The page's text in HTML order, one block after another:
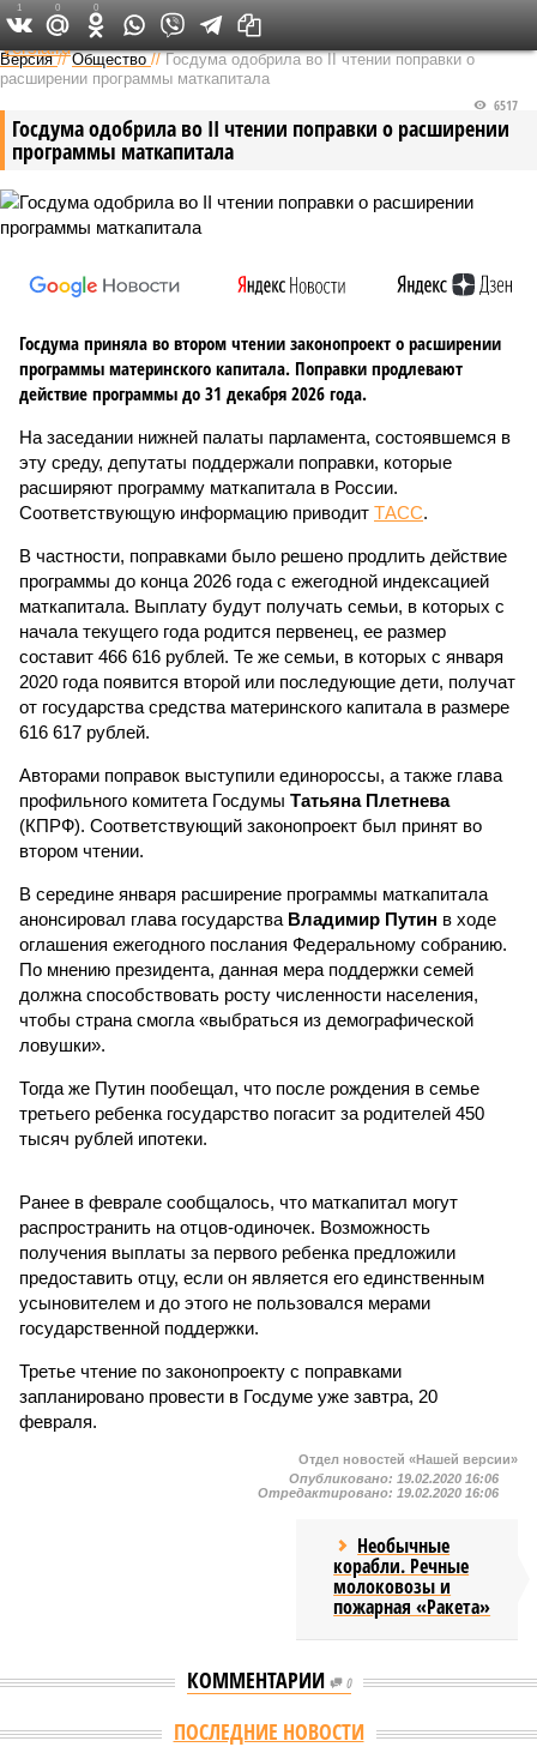
Федеральный выпуск
Версия //Общество //Госдума одобрила во II чтении поправки о
расширении программы маткапитала
Госдума одобрила во II чтении поправки о расширении
программы маткапитала
6517
Госдума приняла во втором чтении законопроект о расширении
программы материнского капитала. Поправки продлевают
действие программы до 31 декабря 2026 года.
На заседании нижней палаты парламента, состоявшемся в
эту среду, депутаты поддержали поправки, которые
расширяют программу маткапитала в России.
Соответствующую информацию приводит ТАСС.
В частности, поправками было решено продлить действие
программы до конца 2026 года с ежегодной индексацией
маткапитала. Выплату будут получать семьи, в которых с
начала текущего года родится первенец, ее размер
составит 466 616 рублей. Те же семьи, в которых с января
2020 года появится второй или последующие дети, получат
от государства средства материнского капитала в размере
616 617 рублей.
Авторами поправок выступили единороссы, а также глава
профильного комитета Госдумы Татьяна Плетнева
(КПРФ). Соответствующий законопроект был принят во
втором чтении.
В середине января расширение программы маткапитала
анонсировал глава государства Владимир Путин в ходе
оглашения ежегодного послания Федеральному собранию.
По мнению президента, данная мера поддержки семей
должна способствовать росту численности населения,
чтобы страна смогла «выбраться из демографической
ловушки».
Тогда же Путин пообещал, что после рождения в семье
третьего ребенка государство погасит за родителей 450
тысяч рублей ипотеки.
Ранее в феврале сообщалось, что маткапитал могут
распространить на отцов-одиночек. Возможность
получения выплаты за первого ребенка предложили
предоставить отцу, если он является его единственным
усыновителем и до этого не пользовался мерами
государственной поддержки.
Третье чтение по законопроекту с поправками
запланировано провести в Госдуме уже завтра, 20
февраля.
1 0 0
Отдел новостей «Нашей версии»
Опубликовано: 19.02.2020 16:06
Отредактировано: 19.02.2020 16:06
Необычные
корабли. Речные
молоковозы и
пожарная «Ракета»
КОММЕНТАРИИ 0
ПОСЛЕДНИЕ НОВОСТИ